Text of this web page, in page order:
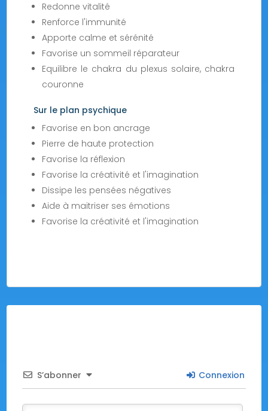
Redonne vitalité
Renforce l'immunité
Apporte calme et sérénité
Favorise un sommeil réparateur
Equilibre le chakra du plexus solaire, chakra
couronne
Sur le plan psychique
Favorise en bon ancrage
Pierre de haute protection
Favorise la réflexion
Favorise la créativité et l'imagination
Dissipe les pensées négatives
Aide à maitriser ses émotions
Favorise la créativité et l'imagination
S’abonner Connexion